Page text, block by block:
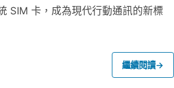
SIM 卡，成為現代行動通訊的新標
繼續閱讀→